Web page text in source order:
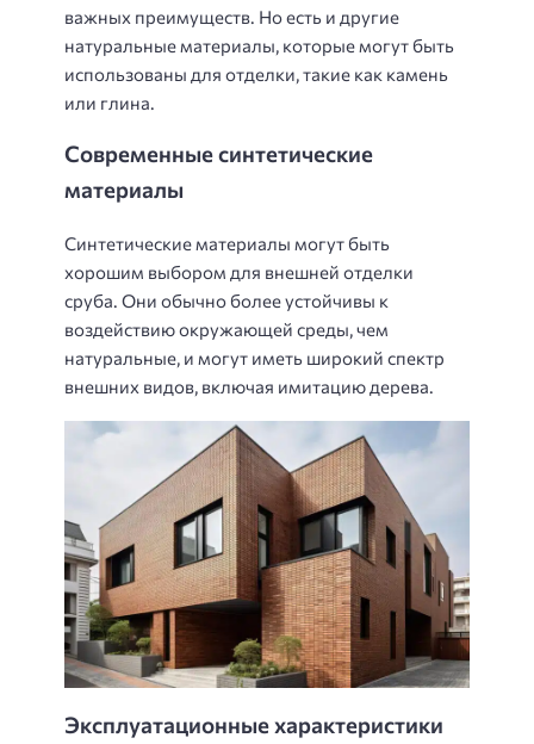
важных преимуществ. Но есть и другие
натуральные материалы, которые могут быть
использованы для отделки, такие как камень
или глина.
Современные синтетические
материалы
Синтетические материалы могут быть
хорошим выбором для внешней отделки
сруба. Они обычно более устойчивы к
воздействию окружающей среды, чем
натуральные, и могут иметь широкий спектр
внешних видов, включая имитацию дерева.
Эксплуатационные характеристики